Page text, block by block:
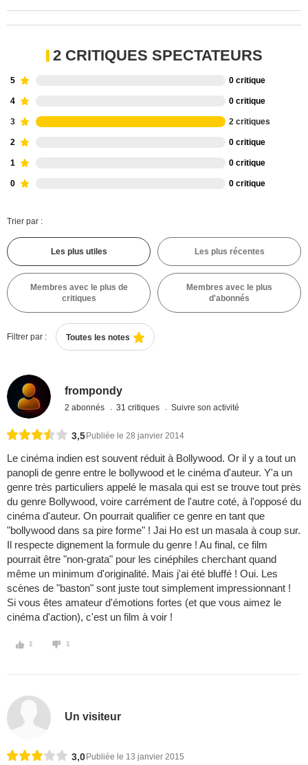
2 CRITIQUES SPECTATEURS
5 0 critique
4 0 critique
3 2 critiques
2 0 critique
1 0 critique
0 0 critique
Trier par :
Les plus utiles Les plus récentes
Membres avec le plus de
critiques
Membres avec le plus
d'abonnés
Filtrer par : Toutes les notes
frompondy
2 abonnés 31 critiques Suivre son activité
3,5 Publiée le 28 janvier 2014
Le cinéma indien est souvent réduit à Bollywood. Or il y a tout un
panopli de genre entre le bollywood et le cinéma d'auteur. Y'a un
genre très particuliers appelé le masala qui est se trouve tout près
du genre Bollywood, voire carrément de l'autre coté, à l'opposé du
cinéma d'auteur. On pourrait qualifier ce genre en tant que
"bollywood dans sa pire forme" ! Jai Ho est un masala à coup sur.
Il respecte dignement la formule du genre ! Au final, ce film
pourrait être "non-grata" pour les cinéphiles cherchant quand
même un minimum d'originalité. Mais j'ai été bluffé ! Oui. Les
scènes de "baston" sont juste tout simplement impressionnant !
Si vous êtes amateur d'émotions fortes (et que vous aimez le
cinéma d'action), c'est un film à voir !
1 1
Un visiteur
3,0 Publiée le 13 janvier 2015